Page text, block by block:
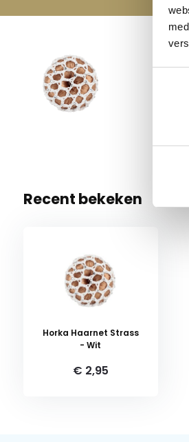
€
Recent bekeken
Horka Haarnet Strass
- Wit
€ 2,95